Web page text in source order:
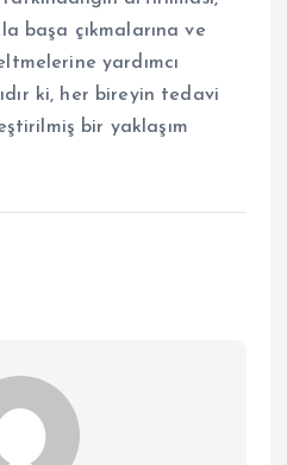
başa çıkmalarına ve
yardımcı
ki, her bireyin tedavi
bir yaklaşım